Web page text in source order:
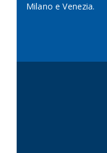
Milano e Venezia.